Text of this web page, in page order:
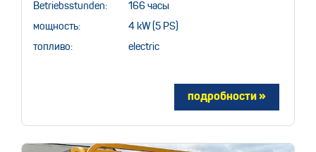
Betriebsstunden: 166 часы
мощность: 4 kW (5 PS)
топливо: electric